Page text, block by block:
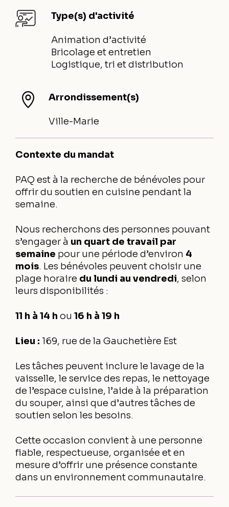
Type(s) d'activité
Animation d’activité
Bricolage et entretien
Logistique, tri et distribution
Arrondissement(s)
Ville-Marie
Contexte du mandat
PAQ est à la recherche de bénévoles pour
offrir du soutien en cuisine pendant la
semaine.
Nous recherchons des personnes pouvant
s’engager à un quart de travail par
semaine pour une période d’environ 4
mois. Les bénévoles peuvent choisir une
plage horaire du lundi au vendredi, selon
leurs disponibilités :
11 h à 14 h ou 16 h à 19 h
Lieu : 169, rue de la Gauchetière Est
Les tâches peuvent inclure le lavage de la
vaisselle, le service des repas, le nettoyage
de l’espace cuisine, l’aide à la préparation
du souper, ainsi que d’autres tâches de
soutien selon les besoins.
Cette occasion convient à une personne
fiable, respectueuse, organisée et en
mesure d’offrir une présence constante
dans un environnement communautaire.